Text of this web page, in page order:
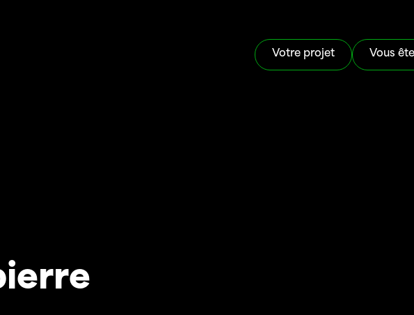
Votre projet Vous